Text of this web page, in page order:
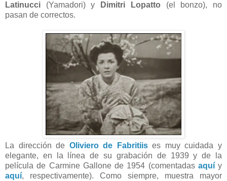
Latinucci (Yamadori) y Dimitri Lopatto (el bonzo), no
pasan de correctos.
La dirección de Oliviero de Fabritiises muy cuidada y
elegante, en la línea de su grabación de 1939 y de la
película de Carmine Gallone de 1954 (comentadas aquíy
aquí, respectivamente). Como siempre, muestra mayor